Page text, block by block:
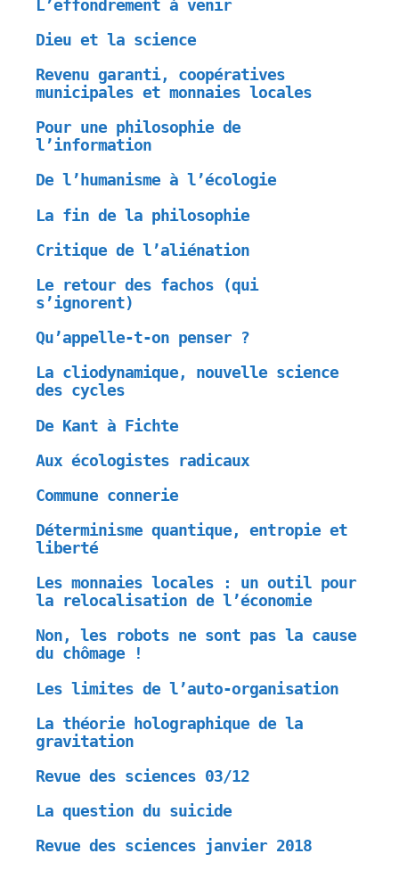
L’effondrement à venir
Dieu et la science
Revenu garanti, coopératives
municipales et monnaies locales
Pour une philosophie de
l’information
De l’humanisme à l’écologie
La fin de la philosophie
Critique de l’aliénation
Le retour des fachos (qui
s’ignorent)
Qu’appelle-t-on penser ?
La cliodynamique, nouvelle science
des cycles
De Kant à Fichte
Aux écologistes radicaux
Commune connerie
Déterminisme quantique, entropie et
liberté
Les monnaies locales : un outil pour
la relocalisation de l’économie
Non, les robots ne sont pas la cause
du chômage !
Les limites de l’auto-organisation
La théorie holographique de la
gravitation
Revue des sciences 03/12
La question du suicide
Revue des sciences janvier 2018